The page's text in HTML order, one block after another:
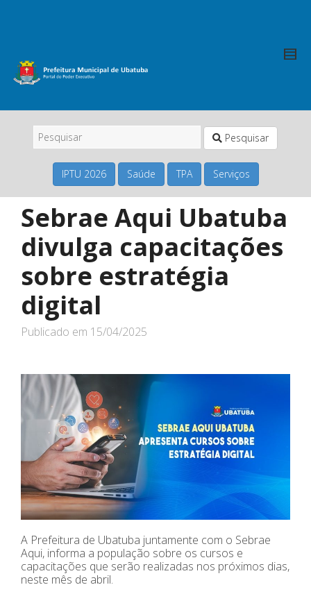
Pesquisar
IPTU 2026 Saúde TPA Serviços
Sebrae Aqui Ubatuba
divulga capacitações
sobre estratégia
digital
Publicado em 15/04/2025
A Prefeitura de Ubatuba juntamente com o Sebrae
Aqui, informa a população sobre os cursos e
capacitações que serão realizadas nos próximos dias,
neste mês de abril.